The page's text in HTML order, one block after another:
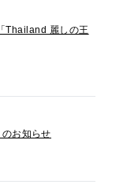
Thailand 麗しの王
お知らせ